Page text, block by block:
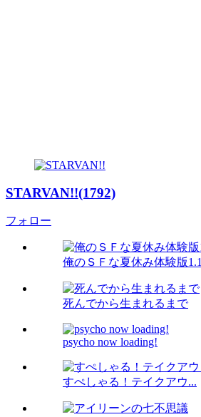
STARVAN!!(1792)
フォロー
俺のＳＦな夏休み体験版1.1
死んでから生まれるまで
psycho now loading!
すぺしゃる！テイクアウ...